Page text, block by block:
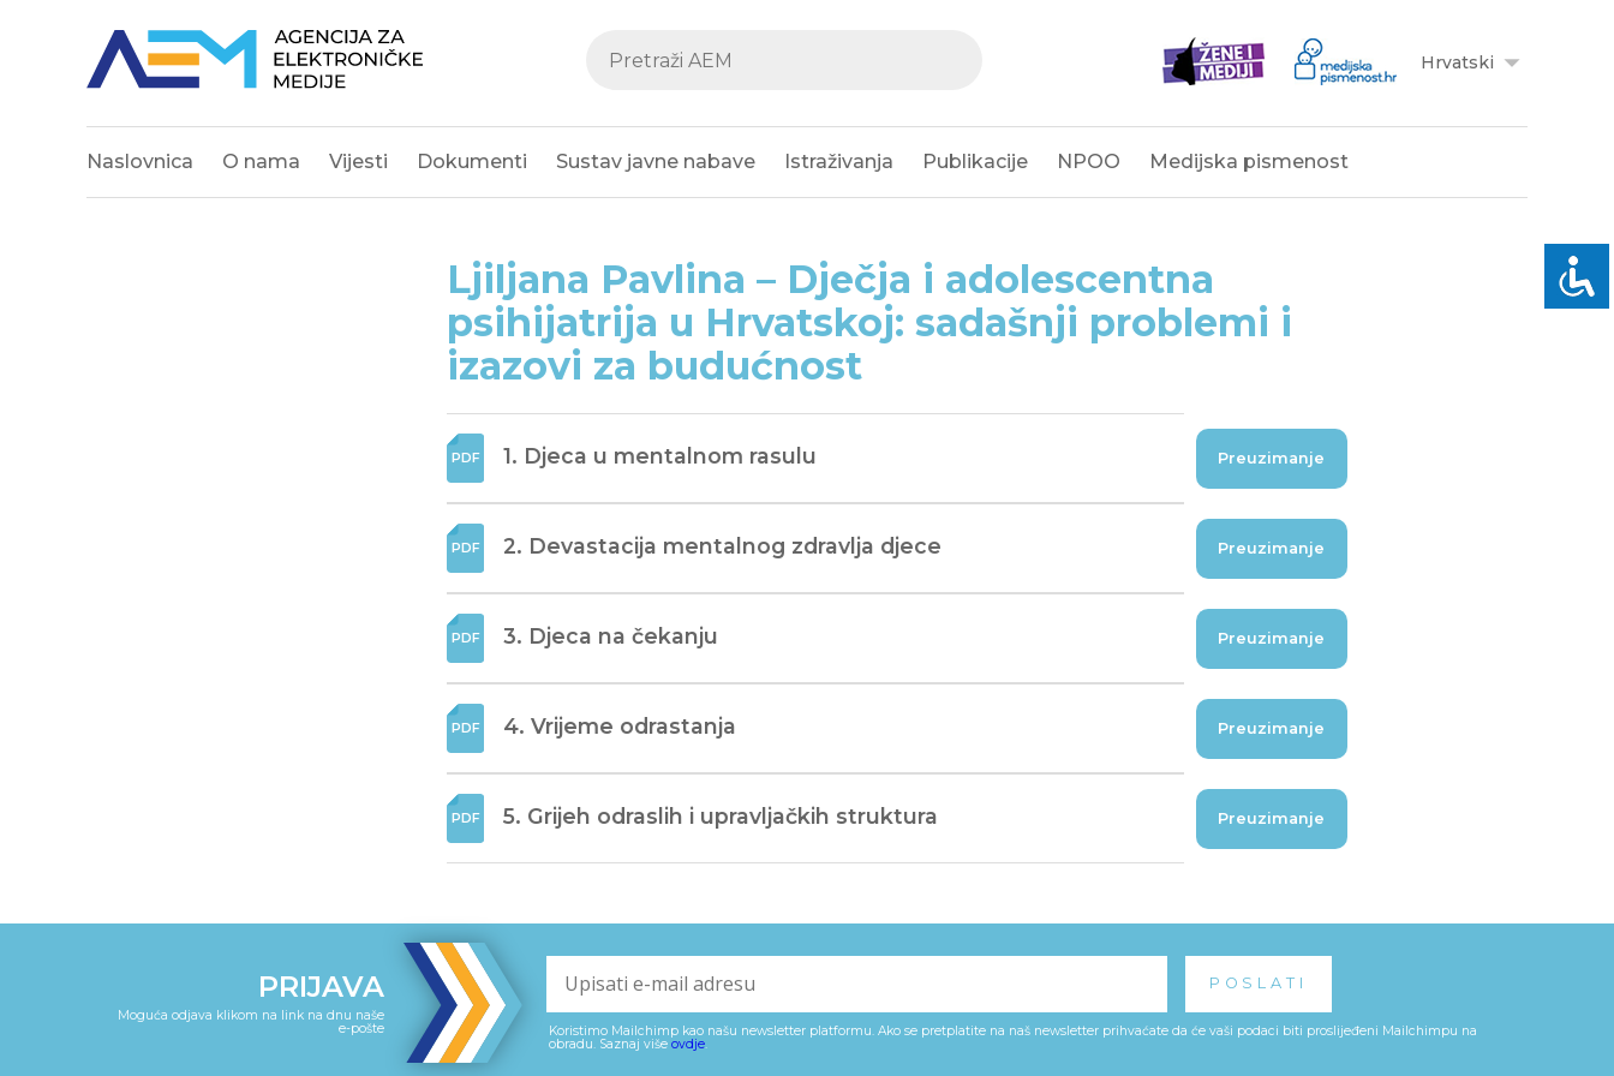
Hrvatski
Naslovnica O nama Vijesti Dokumenti Sustav javne nabave Istraživanja Publikacije NPOO Medijska pismenost
Ljiljana Pavlina – Dječja i adolescentna
psihijatrija u Hrvatskoj: sadašnji problemi i
izazovi za budućnost
1. Djeca u mentalnom rasulu Preuzimanje
2. Devastacija mentalnog zdravlja djece Preuzimanje
3. Djeca na čekanju Preuzimanje
4. Vrijeme odrastanja Preuzimanje
5. Grijeh odraslih i upravljačkih struktura Preuzimanje
PRIJAVA
Moguća odjava klikom na link na dnu naše
e-pošte
Koristimo Mailchimp kao našu newsletter platformu. Ako se pretplatite na naš newsletter prihvaćate da će vaši podaci biti proslijeđeni Mailchimpu na
obradu. Saznaj više ovdje.